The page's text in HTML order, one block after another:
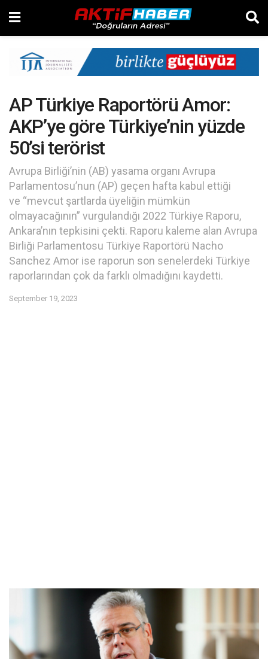
AP Türkiye Raportörü Amor:
AKP’ye göre Türkiye’nin yüzde
50’si terörist
Avrupa Birliği’nin (AB) yasama organı Avrupa
Parlamentosu’nun (AP) geçen hafta kabul ettiği
ve “mevcut şartlarda üyeliğin mümkün
olmayacağının” vurgulandığı 2022 Türkiye Raporu,
Ankara’nın tepkisini çekti. Raporu kaleme alan Avrupa
Birliği Parlamentosu Türkiye Raportörü Nacho
Sanchez Amor ise raporun son senelerdeki Türkiye
raporlarından çok da farklı olmadığını kaydetti.
September 19, 2023